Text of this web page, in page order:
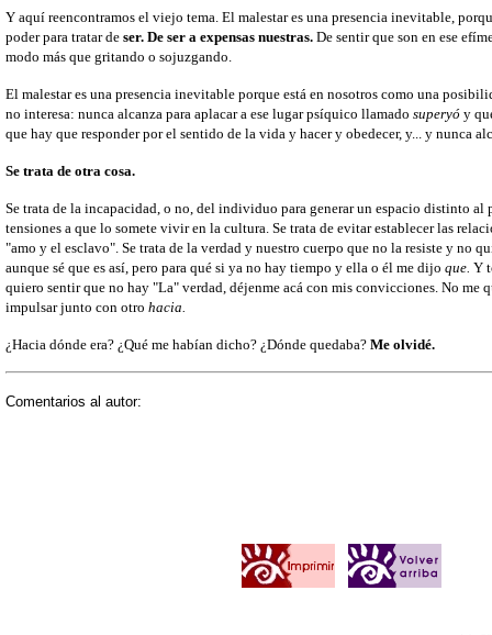
Y aquí reencontramos el viejo tema. El malestar es una presencia inevitable,
poder para tratar de ser. De ser a expensas nuestras. De sentir que son en ese
modo más que gritando o sojuzgando.
El malestar es una presencia inevitable porque está en nosotros como una
no interesa: nunca alcanza para aplacar a ese lugar psíquico llamado superyó y
que hay que responder por el sentido de la vida y hacer y obedecer, y... y nunca
Se trata de otra cosa.
Se trata de la incapacidad, o no, del individuo para generar un espacio distinto
tensiones a que lo somete vivir en la cultura. Se trata de evitar establecer las
"amo y el esclavo". Se trata de la verdad y nuestro cuerpo que no la resiste y no
aunque sé que es así, pero para qué si ya no hay tiempo y ella o él me dijo que. Y
quiero sentir que no hay "La" verdad, déjenme acá con mis convicciones. No me
impulsar junto con otro hacia.
¿Hacia dónde era? ¿Qué me habían dicho? ¿Dónde quedaba? Me olvidé.
Comentarios al autor: